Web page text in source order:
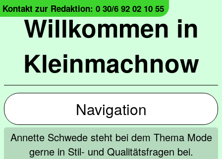
Willkommen in
Kleinmachnow
Kontakt zur Redaktion: 0 30/6 92 02 10 55
Navigation
Annette Schwede steht bei dem Thema Mode
gerne in Stil- und Qualitätsfragen bei.